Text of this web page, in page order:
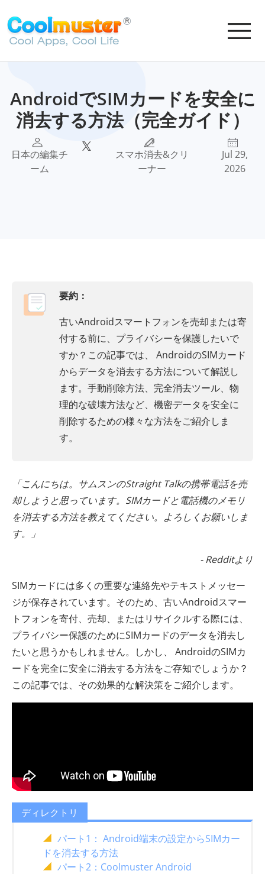
AndroidでSIMカードを安全に
消去する方法（完全ガイド）
日本の編集チ
ーム
スマホ消去&クリ
ーナー
Jul 29,
2026
要約：
古いAndroidスマートフォンを売却または寄
付する前に、プライバシーを保護したいで
すか？この記事では、 AndroidのSIMカード
からデータを消去する方法について解説し
ます。手動削除方法、完全消去ツール、物
理的な破壊方法など、機密データを安全に
削除するための様々な方法をご紹介しま
す。
「こんにちは。サムスンのStraight Talkの携帯電話を売
却しようと思っています。SIMカードと電話機のメモリ
を消去する方法を教えてください。よろしくお願いしま
す。」
- Redditより
SIMカードには多くの重要な連絡先やテキストメッセー
ジが保存されています。そのため、古いAndroidスマー
トフォンを寄付、売却、またはリサイクルする際には、
プライバシー保護のためにSIMカードのデータを消去し
たいと思うかもしれません。しかし、 AndroidのSIMカ
ードを完全に安全に消去する方法をご存知でしょうか？
この記事では、その効果的な解決策をご紹介します。
ディレクトリ
パート1： Android端末の設定からSIMカー
ドを消去する方法
パート2：Coolmuster Android